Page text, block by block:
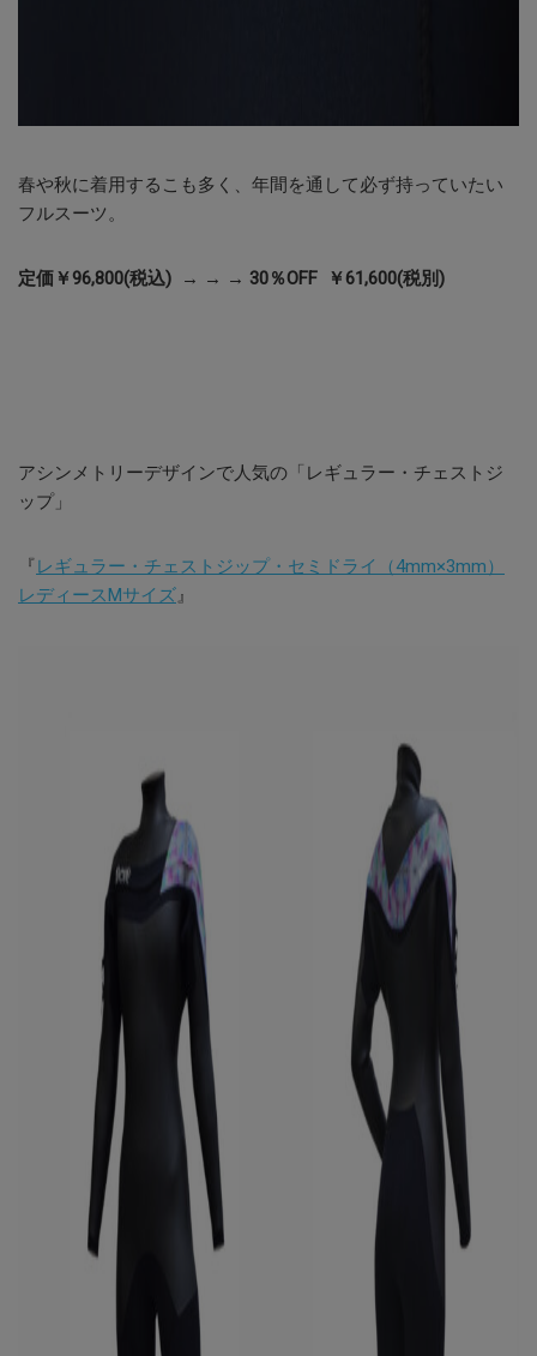
春や秋に着用するこも多く、年間を通して必ず持っていたい
フルスーツ。
定価￥96,800(税込) → → → 30％OFF ￥61,600(税別)
アシンメトリーデザインで人気の「レギュラー・チェストジ
ップ」
『レギュラー・チェストジップ・セミドライ（4mm×3mm）
レディースMサイズ』